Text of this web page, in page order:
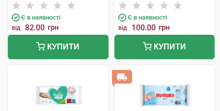
Є в наявності
від 82.00 грн
КУПИТИ
Є в наявності
від 100.00 грн
КУПИТИ